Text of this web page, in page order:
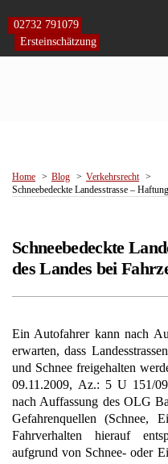
content
02732 791079
Ersteinschätzung
Home Blog
Verkehrsrecht
Schneebedeckte Landesstrasse –
Schneebedeckte
des Landes bei
Ein Autofahrer kann nach
erwarten, dass
und Schnee freigehalten
09.11.2009, Az.: 5 U 151/
nach Auffassung des OLG
Gefahrenquellen (Schnee,
Fahrverhalten hierauf
aufgrund von Schnee- oder